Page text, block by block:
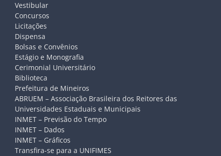
Vestibular
Concursos
Licitações
Dispensa
Bolsas e Convênios
Estágio e Monografia
Cerimonial Universitário
Biblioteca
Prefeitura de Mineiros
ABRUEM – Associação Brasileira dos Reitores das
Universidades Estaduais e Municipais
INMET – Previsão do Tempo
INMET – Dados
INMET – Gráficos
Transfira-se para a UNIFIMES